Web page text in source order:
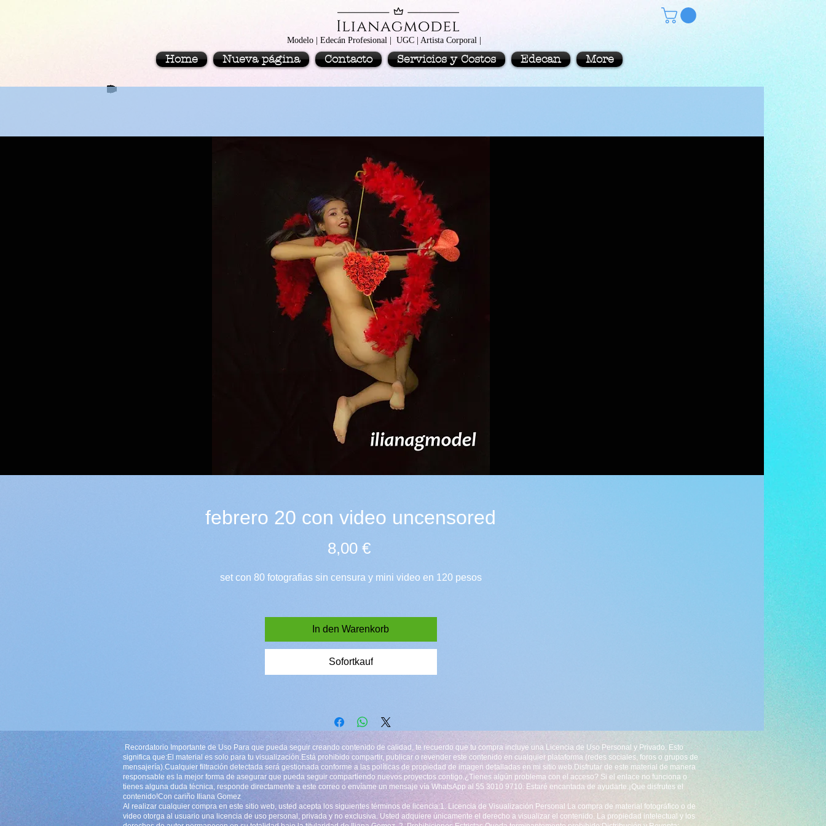
Modelo | Edecán Profesional | UGC | Artista Corporal |
Home Nueva página Contacto Servicios y Costos Edecan More
febrero 20 con video uncensored
8,00 €Preis
set con 80 fotografias sin censura y mini video en 120 pesos
In den Warenkorb
Sofortkauf
Recordatorio Importante de Uso Para que pueda seguir creando contenido de calidad, te recuerdo que tu compra incluye una Licencia de Uso Personal y Privado. Esto
significa que:El material es solo para tu visualización.Está prohibido compartir, publicar o revender este contenido en cualquier plataforma (redes sociales, foros o grupos de
mensajería).Cualquier filtración detectada será gestionada conforme a las políticas de propiedad de imagen detalladas en mi sitio web.Disfrutar de este material de manera
responsable es la mejor forma de asegurar que pueda seguir compartiendo nuevos proyectos contigo.¿Tienes algún problema con el acceso? Si el enlace no funciona o
tienes alguna duda técnica, responde directamente a este correo o envíame un mensaje vía WhatsApp al 55 3010 9710. Estaré encantada de ayudarte.¡Que disfrutes el
contenido!Con cariño Iliana Gomez
Al realizar cualquier compra en este sitio web, usted acepta los siguientes términos de licencia:1. Licencia de Visualización Personal La compra de material fotográfico o de
video otorga al usuario una licencia de uso personal, privada y no exclusiva. Usted adquiere únicamente el derecho a visualizar el contenido. La propiedad intelectual y los